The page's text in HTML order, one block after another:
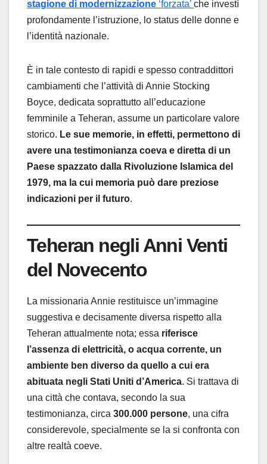
stagione di modernizzazione ‘forzata’ che investì
profondamente l’istruzione, lo status delle donne e
l’identità nazionale.
È in tale contesto di rapidi e spesso contraddittori
cambiamenti che l’attività di Annie Stocking
Boyce, dedicata soprattutto all’educazione
femminile a Teheran, assume un particolare valore
storico. Le sue memorie, in effetti, permettono di
avere una testimonianza coeva e diretta di un
Paese spazzato dalla Rivoluzione Islamica del
1979, ma la cui memoria può dare preziose
indicazioni per il futuro.
Teheran negli Anni Venti
del Novecento
La missionaria Annie restituisce un’immagine
suggestiva e decisamente diversa rispetto alla
Teheran attualmente nota; essa riferisce
l’assenza di elettricità, o acqua corrente, un
ambiente ben diverso da quello a cui era
abituata negli Stati Uniti d’America. Si trattava di
una città che contava, secondo la sua
testimonianza, circa 300.000 persone, una cifra
considerevole, specialmente se la si confronta con
altre realtà coeve.